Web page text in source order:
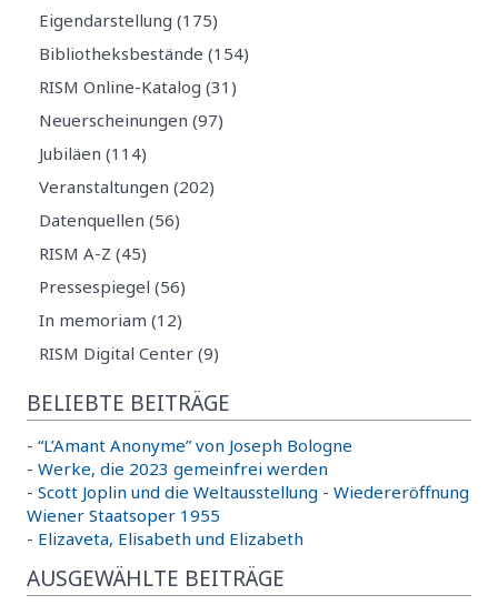
Eigendarstellung (175)
Bibliotheksbestände (154)
RISM Online-Katalog (31)
Neuerscheinungen (97)
Jubiläen (114)
Veranstaltungen (202)
Datenquellen (56)
RISM A-Z (45)
Pressespiegel (56)
In memoriam (12)
RISM Digital Center (9)
BELIEBTE BEITRÄGE
- “L’Amant Anonyme” von Joseph Bologne
- Werke, die 2023 gemeinfrei werden
- Scott Joplin und die Weltausstellung - Wiedereröffnung
Wiener Staatsoper 1955
- Elizaveta, Elisabeth und Elizabeth
AUSGEWÄHLTE BEITRÄGE